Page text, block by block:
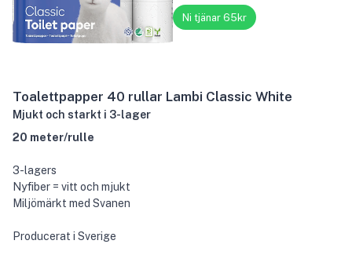
Ni tjänar 65kr
Toalettpapper 40 rullar Lambi Classic White
Mjukt och starkt i 3-lager
20 meter/rulle
3-lagers
Nyfiber = vitt och mjukt
Miljömärkt med Svanen
Producerat i Sverige